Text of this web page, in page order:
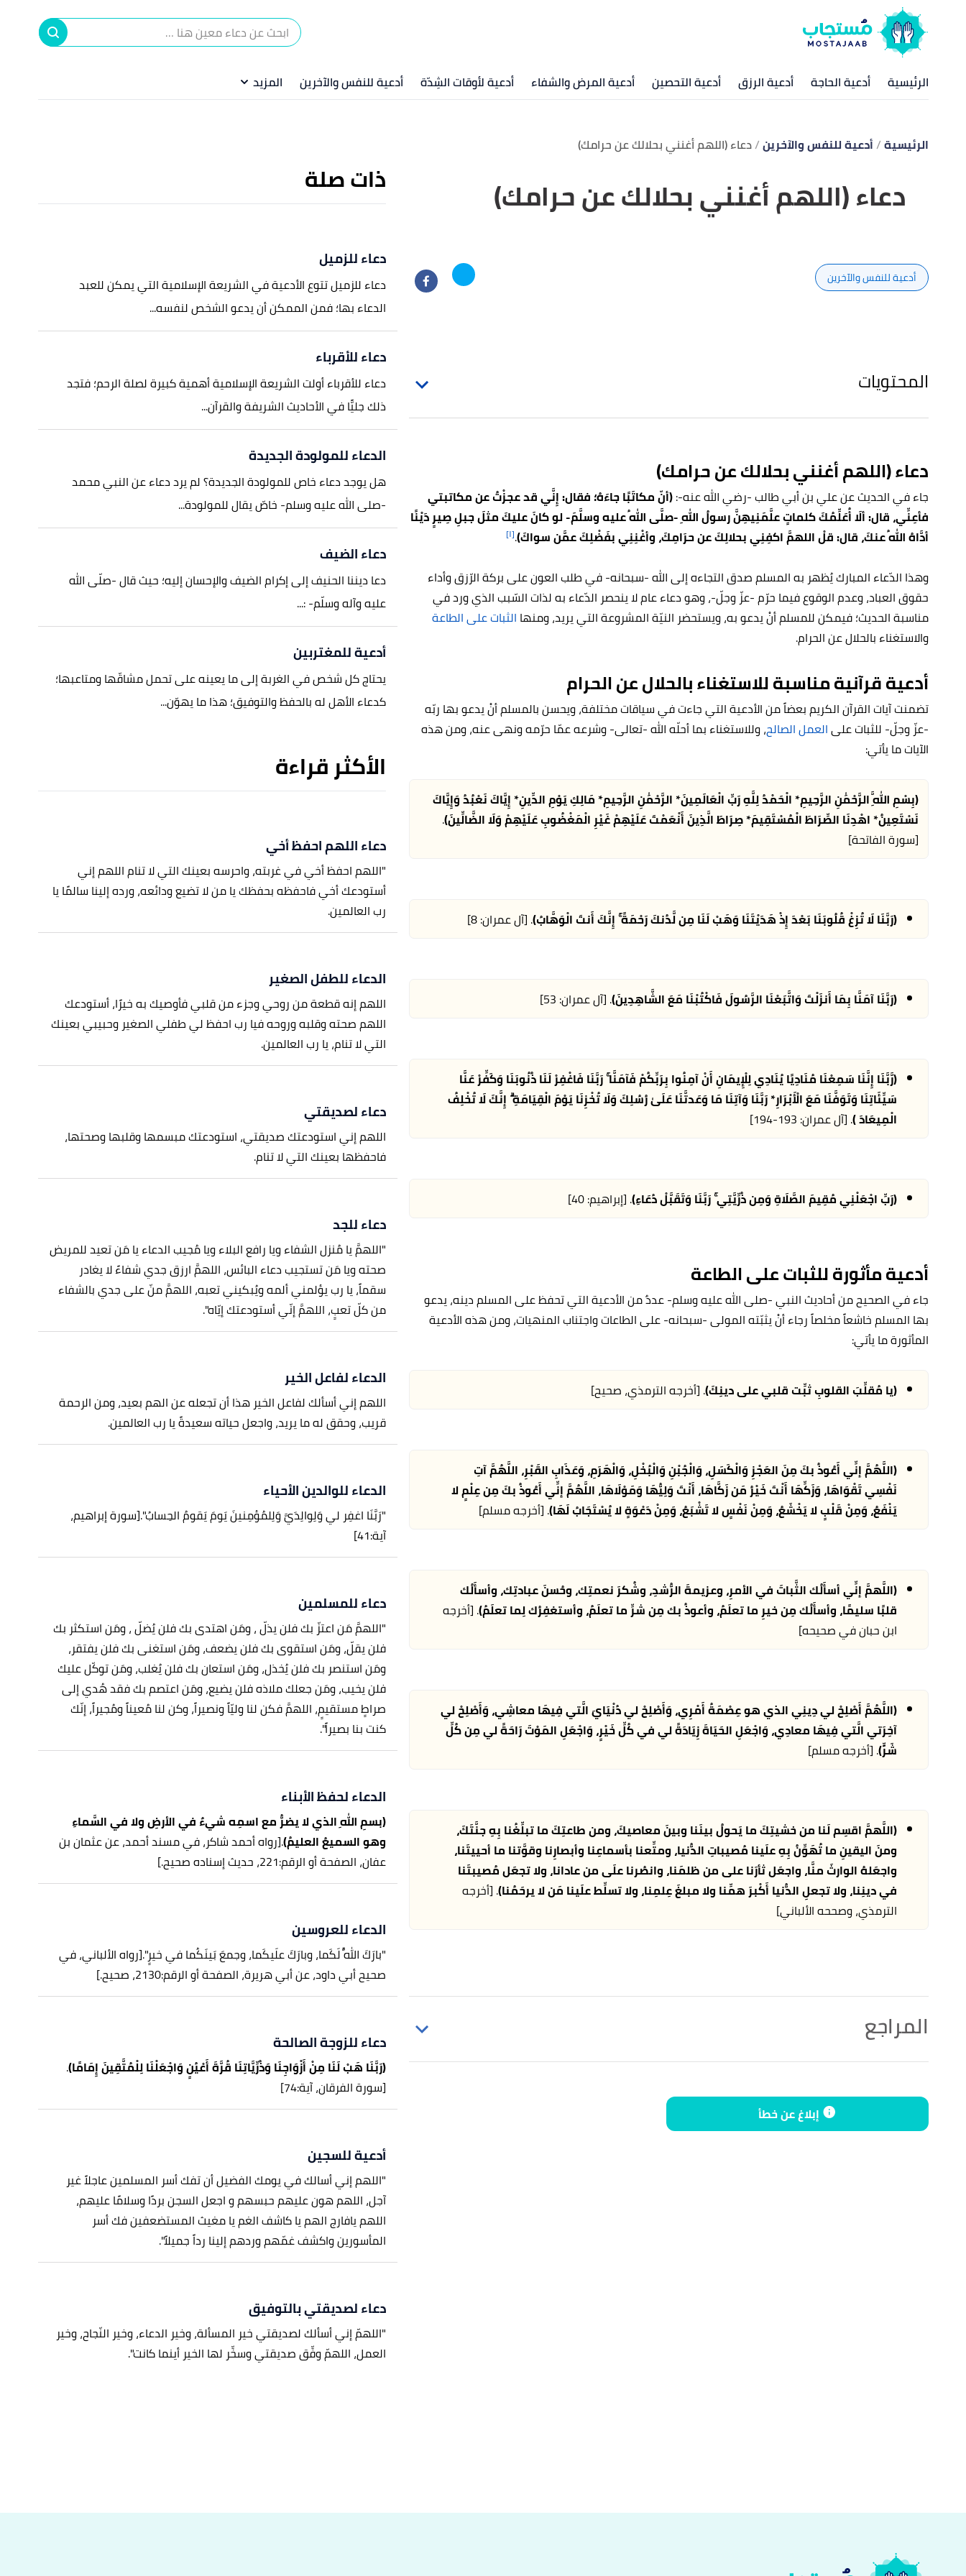
الرئيسية أدعية الحاجة أدعية الرزق أدعية التحصين أدعية المرض والشفاء أدعية لأوقات الشِدّة أدعية للنفس والآخرين المزيد
الرئيسية أدعية للنفس والآخرين دعاء (اللهم أغنني بحلالك عن حرامك)
دعاء (اللهم أغنني بحلالك عن حرامك)
أدعية للنفس والآخرين
المحتويات
دعاء (اللهم أغنني بحلالك عن حرامك)
جاء في الحديث عن علي بن أبي طالب -رضي الله عنه-:(أنّ مكاتَبًا جاءَهُ؛ فقال: إِنَّي قد عجزْتُ عن مكاتبتي
فأعِنِّي، قال: ألَا أُعَلِّمُكَ كلماتٍ علَّمَنِيهِنَّ رسولُ اللهِ -صلَّى اللهُ عليه وسلَّمَ- لو كانَ عليكَ مثلَ جبلِ صِيرٍ دَيْنًا
أدَّاهُ اللهُ عنكَ، قال: قلْ اللهمَّ اكفِنِي بحلالِكَ عن حرَامِكَ، وأغْنِنِي بفَضْلِكَ عمَّن سواكَ).[١]
وهذا الدّعاء المبارك يُظهر به المسلم صدق التجاءه إلى الله -سبحانه- في طلب العون على بركة الرّزق وأداء
حقوق العباد، وعدم الوقوع فيما حرّم -عزّ وجلّ-، وهو دعاء عام لا ينحصر الدّعاء به لذات السّبب الذي ورد في
مناسبة الحديث؛ فيمكن للمسلم أنْ يدعو به، ويستحضر النيّة المشروعة التي يريد، ومنها الثبات على الطاعة
والاستغناء بالحلال عن الحرام.
أدعية قرآنية مناسبة للاستغناء بالحلال عن الحرام
تضمنت آيات القرآن الكريم بعضاً من الأدعية التي جاءت في سياقات مختلفة، ويحسن بالمسلم أنْ يدعو بها ربّه
-عزّ وجلّ- للثبات علىالعمل الصالح، وللاستغناء بما أحلّه الله -تعالى- وشرعه عمّا حرّمه ونهى عنه، ومن هذه
الآيات ما يأتي:
(بِسْمِ اللَّهِ الرَّحْمَٰنِ الرَّحِيمِ* الْحَمْدُ لِلَّهِ رَبِّ الْعَالَمِينَ*‏ الرَّحْمَٰنِ الرَّحِيمِ*‏ مَالِكِ يَوْمِ الدِّينِ*‏ إِيَّاكَ نَعْبُدُ وَإِيَّاكَ
نَسْتَعِينُ* اهْدِنَا الصِّرَاطَ الْمُسْتَقِيمَ* صِرَاطَ الَّذِينَ أَنْعَمْتَ عَلَيْهِمْ غَيْرِ الْمَغْضُوبِ عَلَيْهِمْ وَلَا الضَّالِّينَ).
[سورة الفاتحة]
(رَبَّنَا لَا تُزِغْ قُلُوبَنَا بَعْدَ إِذْ هَدَيْتَنَا وَهَبْ لَنَا مِن لَّدُنكَ رَحْمَةً ۚ إِنَّكَ أَنتَ الْوَهَّابُ). [آل عمران: 8]
(رَبَّنَا آمَنَّا بِمَا أَنزَلْتَ وَاتَّبَعْنَا الرَّسُولَ فَاكْتُبْنَا مَعَ الشَّاهِدِينَ). [آل عمران: 53]
(رَّبَّنَا إِنَّنَا سَمِعْنَا مُنَادِيًا يُنَادِي لِلْإِيمَانِ أَنْ آمِنُوا بِرَبِّكُمْ فَآمَنَّا ۚ رَبَّنَا فَاغْفِرْ لَنَا ذُنُوبَنَا وَكَفِّرْ عَنَّا
سَيِّئَاتِنَا وَتَوَفَّنَا مَعَ الْأَبْرَارِ* رَبَّنَا وَآتِنَا مَا وَعَدتَّنَا عَلَىٰ رُسُلِكَ وَلَا تُخْزِنَا يَوْمَ الْقِيَامَةِ ۗ إِنَّكَ لَا تُخْلِفُ
الْمِيعَادَ ). [آل عمران: 193-194]
(رَبِّ اجْعَلْنِي مُقِيمَ الصَّلَاةِ وَمِن ذُرِّيَّتِي ۚ رَبَّنَا وَتَقَبَّلْ دُعَاءِ). [إبراهيم: 40]
أدعية مأثورة للثبات على الطاعة
جاء في الصحيح من أحاديث النبي -صلى الله عليه وسلم- عددٌ من الأدعية التي تحفظ على المسلم دينه، يدعو
بها المسلم خاشعاً مخلصاً رجاء أنْ يثبّته المولى -سبحانه- على الطاعات واجتناب المنهيات، ومن هذه الأدعية
المأثورة ما يأتي:
(يا مُقلِّبَ القلوبِ ثبِّت قلبي على دينِكَ). [أخرجه الترمذي، صحيح]
(اللَّهُمَّ إنِّي أَعُوذُ بكَ مِنَ العَجْزِ وَالْكَسَلِ، وَالْجُبْنِ وَالْبُخْلِ، وَالْهَرَمِ، وَعَذَابِ القَبْرِ، اللَّهُمَّ آتِ
نَفْسِي تَقْوَاهَا، وَزَكِّهَا أَنْتَ خَيْرُ مَن زَكَّاهَا، أَنْتَ وَلِيُّهَا وَمَوْلَاهَا، اللَّهُمَّ إنِّي أَعُوذُ بكَ مِن عِلْمٍ لا
يَنْفَعُ، وَمِنْ قَلْبٍ لا يَخْشَعُ، وَمِنْ نَفْسٍ لا تَشْبَعُ، وَمِنْ دَعْوَةٍ لا يُسْتَجَابُ لَهَا). [أخرجه مسلم]
(اللَّهمَّ إنِّي أسأَلُك الثَّباتَ في الأمرِ، وعزيمةَ الرُّشدِ، وشُكرَ نعمتِك، وحُسنَ عبادتِك، وأسأَلُك
قلبًا سليمًا، وأسأَلُك مِن خيرِ ما تعلَمُ، وأعوذُ بك مِن شرِّ ما تعلَمُ، وأستغفِرُك لِما تعلَمُ). [أخرجه
ابن حبان في صحيحه]
(اللَّهُمَّ أَصْلِحْ لي دِينِي الذي هو عِصْمَةُ أَمْرِي، وَأَصْلِحْ لي دُنْيَايَ الَّتي فِيهَا معاشِي، وَأَصْلِحْ لي
آخِرَتي الَّتي فِيهَا معادِي، وَاجْعَلِ الحَيَاةَ زِيَادَةً لي في كُلِّ خَيْرٍ، وَاجْعَلِ المَوْتَ رَاحَةً لي مِن كُلِّ
شَرٍّ). [أخرجه مسلم]
(اللَّهمَّ اقسِم لَنا من خشيتِكَ ما يَحولُ بينَنا وبينَ معاصيكَ، ومن طاعتِكَ ما تبلِّغُنا بِهِ جنَّتَكَ،
ومنَ اليقينِ ما تُهَوِّنُ بِهِ علَينا مُصيباتِ الدُّنيا، ومتِّعنا بأسماعِنا وأبصارِنا وقوَّتنا ما أحييتَنا،
واجعَلهُ الوارثَ منَّا، واجعَل ثأرَنا على من ظلمَنا، وانصُرنا علَى من عادانا، ولا تجعَل مُصيبتَنا
في دينِنا، ولا تجعلِ الدُّنيا أَكْبرَ همِّنا ولا مبلغَ عِلمِنا، ولا تسلِّط علَينا مَن لا يرحَمُنا). [أخرجه
الترمذي، وصححه الألباني]
المراجع
إبلاغ عن خطأ
ذات صلة
دعاء للزميل
دعاء للزميل تتوع الأدعية في الشريعة الإسلامية التي يمكن للعبد
الدعاء بها؛ فمن الممكن أن يدعو الشخص لنفسه...
دعاء للأقرباء
دعاء للأقرباء أولت الشريعة الإسلامية أهمية كبيرة لصلة الرحم؛ فتجد
ذلك جليًّا في الأحاديث الشريفة والقرآن...
الدعاء للمولودة الجديدة
هل يوجد دعاء خاص للمولودة الجديدة؟ لم يرد دعاء عن النبي محمد
-صلى الله عليه وسلم- خاصّ يقال للمولودة...
دعاء الضيف
دعا ديننا الحنيف إلى إكرام الضيف والإحسان إليه؛ حيث قال -صلّى الله
عليه وآله وسلّم- :...
أدعية للمغتربين
يحتاج كل شخص في الغربة إلى ما يعينه على تحمل مشاقّها ومتاعبها؛
كدعاء الأهل له بالحفظ والتوفيق؛ هذا ما يهوّن...
الأكثر قراءة
دعاء اللهم احفظ أخي
"اللهم احفظ أخي في غربته، واحرسه بعينك التي لا تنام اللهم إني
أستودعك أخي فاحفظه بحفظك يا من لا تضيع ودائعه، ورده إلينا سالمًا يا
رب العالمين.
الدعاء للطفل الصغير
اللهم إنه قطعة من روحي وجزء من قلبي فأوصيك به خيرًا، أستودعك
اللهم صحته وقلبه وروحه فيا رب احفظ لي طفلي الصغير وحبيبي بعينك
التي لا تنام، يا رب العالمين.
دعاء لصديقتي
اللهم إني استودعتك صديقتي، استودعتك مبسمها وقلبها وصحتها،
فاحفظها بعينك التي لا تنام.
دعاء للجد
"اللهمَّ يا مُنزل الشفاء ويا رافع البلاء ويا مُجيب الدعاء يا مَن تعيد للمريض
صحته ويا مَن تستجيب دعاء البائس، اللهمَّ ارزق جدي شفاءً لا يغادر
سقماً، يا رب يؤلمني ألمه ويُبكيني تعبه، اللهمَّ منّ على جدي بالشفاء
من كلّ تعبٍ، اللهمَّ إنّي أستودعتك إيّاه".
الدعاء لفاعل الخير
اللهم إني أسألك لفاعل الخير هذا أن تجعله عن الهم بعيد، ومن الرحمة
قريب، وحقق له ما يريد، واجعل حياته سعيدةً يا رب العالمين.
الدعاء للوالدين الأحياء
"رَبَّنَا اغفِر لي وَلِوالِدَيَّ وَلِلمُؤمِنينَ يَومَ يَقومُ الحِسابُ".[سورة إبراهيم،
آية:41]
دعاء للمسلمين
"اللهمَّ مَن اعتزّ بك فلن يذلّ ، ومَن اهتدى بك فلن يُضلّ ، ومَن استكثر بك
فلن يقلّ، ومَن استقوى بك فلن يضعف، ومَن استغنى بك فلن يفتقر،
ومَن استنصر بك فلن يُخذل، ومَن استعان بك فلن يُغلب، ومَن توكّل عليك
فلن يخيب، ومَن جعلك ملاذه فلن يضيع، ومَن اعتصم بك فقد هُدي إلى
صراطٍ مستقيمٍ، اللهمَّ فكن لنا وليّاً ونصيراً، وكن لنا مُعيناً ومُجيراً، إنّك
كنت بنا بصيراً".
الدعاء لحفظ الأبناء
(بسمِ اللهِ الذي لا يضرُّ مع اسمِه شيءٌ في الأرضِ ولا في السَّماءِ
وهو السميعُ العليمُ).[رواه أحمد شاكر، في مسند أحمد، عن عثمان بن
عفان، الصفحة أو الرقم:221، حديث إسناده صحيح.]
الدعاء للعروسين
"بارَكَ اللَّهُ لَكَما، وبارَكَ علَيكَما، وجمعَ بَينَكُما في خيرٍ".[رواه الألباني، في
صحيح أبي داود، عن أبي هريرة، الصفحة أو الرقم:2130، صحيح.]
دعاء للزوجة الصالحة
(رَبَّنَا هَبْ لَنَا مِنْ أَزْوَاجِنَا وَذُرِّيَّاتِنَا قُرَّةَ أَعْيُنٍ وَاجْعَلْنَا لِلْمُتَّقِينَ إِمَامًا).
[سورة الفرقان، آية:74]
أدعية للسجين
"اللهم إني أسالك في يومك الفضيل أن تفك أسر المسلمين عاجلاً غير
آجل، اللهم هون عليهم حبسهم و اجعل السجن بردًا وسلامًا عليهم،
اللهم يافارج الهم يا كاشف الغم يا مغيث المستضعفين فك أسر
المأسورين واكشف غمّهم وردهم إلينا رداً جميلاً".
دعاء لصديقتي بالتوفيق
"اللهمّ إني أسألك لصديقتي خير المسألة، وخير الدعاء، وخير النّجاح، وخير
العمل، اللهمّ وفِّق صديقتي وسخِّر لها الخير أينما كانت".